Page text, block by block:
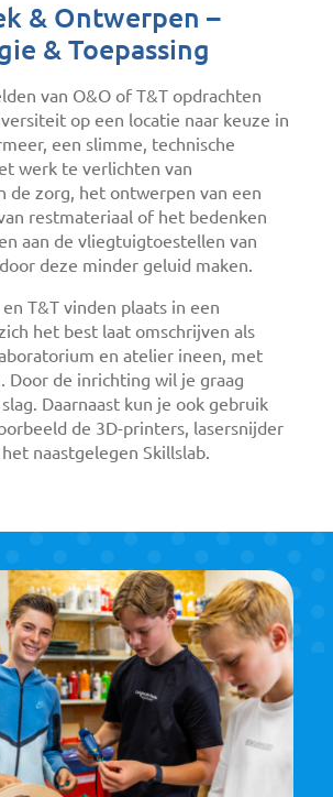
& Ontwerpen –
& Toepassing
van O&O of T&T opdrachten
op een locatie naar keuze in
een slimme, technische
werk te verlichten van
de zorg, het ontwerpen van een
restmateriaal of het bedenken
aan de vliegtuigtoestellen van
deze minder geluid maken.
T&T vinden plaats in een
het best laat omschrijven als
en atelier ineen, met
Door de inrichting wil je graag
Daarnaast kun je ook gebruik
de 3D-printers, lasersnijder
naastgelegen Skillslab.